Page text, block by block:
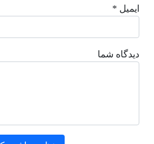
ایمیل *
دیدگاه شما